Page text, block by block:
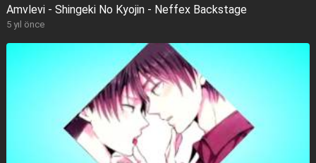
Amvlevi - Shingeki No Kyojin - Neffex Backstage
5 yıl önce